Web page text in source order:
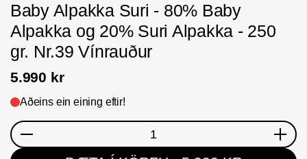
Baby Alpakka Suri - 80% Baby
Alpakka og 20% Suri Alpakka - 250
gr. Nr.39 Vínrauður
5.990 kr
Aðeins ein eining eftir!
Magn